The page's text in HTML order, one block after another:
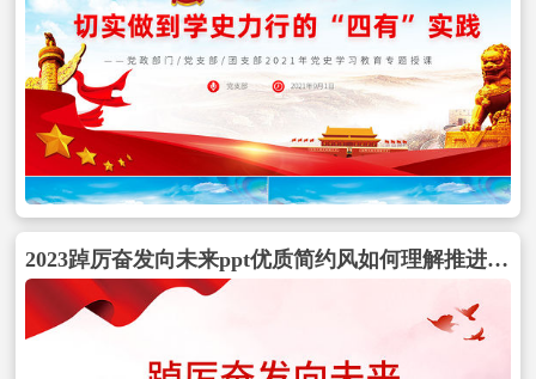
2023踔厉奋发向未来ppt优质简约风如何理解推进中国式现代化必须发扬团结奋斗精神党员干部学习党课PPT包含